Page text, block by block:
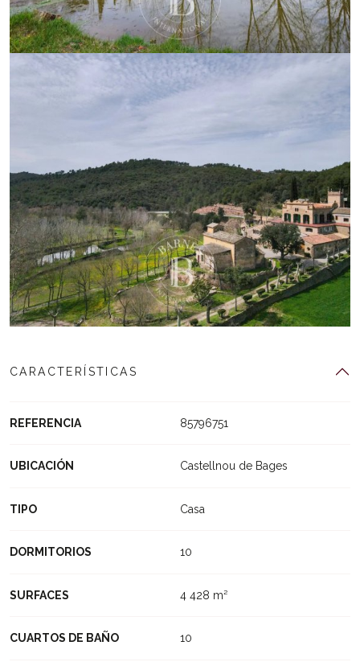
CARACTERÍSTICAS
REFERENCIA 85796751
UBICACIÓN Castellnou de Bages
TIPO Casa
DORMITORIOS 10
SURFACES 4 428 m²
CUARTOS DE BAÑO 10